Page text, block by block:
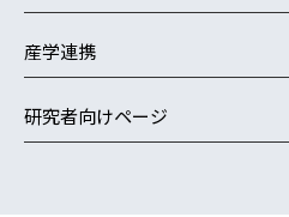
産学連携
研究者向けページ